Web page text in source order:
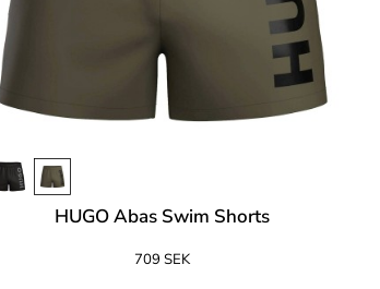
HUGO Abas Swim Shorts
709 SEK